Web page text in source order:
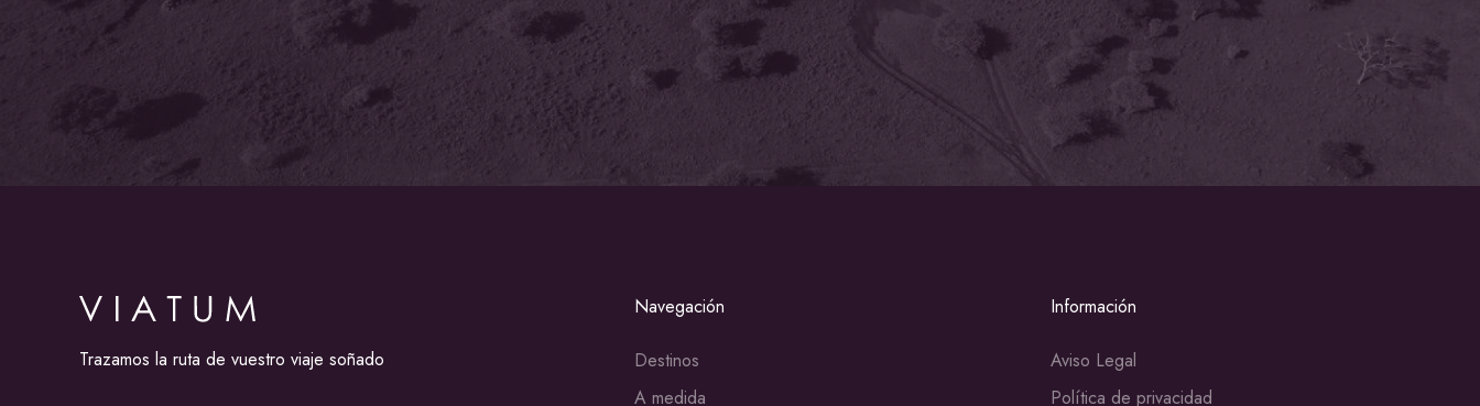
Trazamos la ruta de vuestro viaje soñado
Navegación
Destinos
A medida
Información
Aviso Legal
Política de privacidad